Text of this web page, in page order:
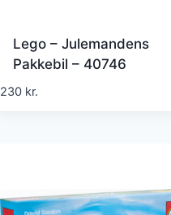
Lego – Julemandens
Pakkebil – 40746
230 kr.